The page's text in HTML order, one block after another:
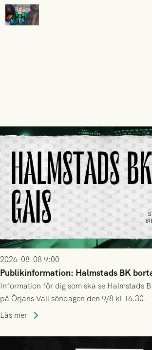
2026-08-08 9:00
Publikinformation: Halmstads BK
Information för dig som ska se Halmstads
på Örjans Vall söndagen den 9/8 kl 16.30.
Läs mer